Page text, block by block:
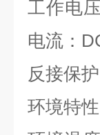
工作电
电流：
反接保
环境特性